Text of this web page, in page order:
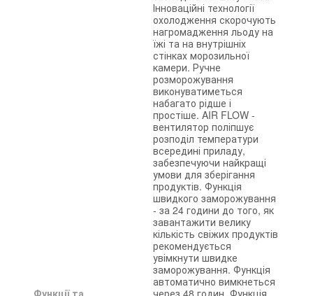
Функції та
Інноваційні технології
охолодження скорочують
нагромадження льоду на
їжі та на внутрішніх
стінках морозильної
камери. Ручне
розморожування
виконуватиметься
набагато рідше і
простіше. AIR FLOW -
вентилятор поліпшує
розподіл температури
всередині приладу,
забезпечуючи найкращі
умови для зберігання
продуктів. Функція
швидкого заморожування
- за 24 години до того, як
завантажити велику
кількість свіжих продуктів
рекомендується
увімкнути швидке
заморожування. Функція
автоматично вимкнеться
через 48 годин. Функція